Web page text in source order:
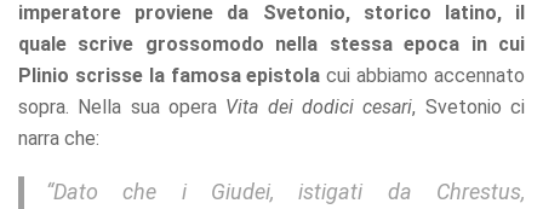
imperatore proviene da Svetonio, storico latino, il
quale scrive grossomodo nella stessa epoca in cui
Plinio scrisse la famosa epistola cui abbiamo accennato
sopra. Nella sua opera Vita dei dodici cesari, Svetonio ci
narra che:
“Dato che i Giudei, istigati da Chrestus,